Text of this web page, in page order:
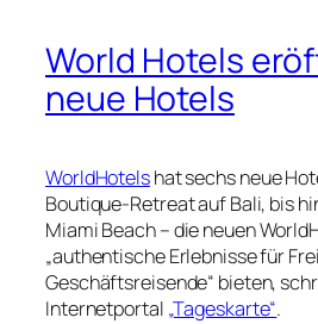
World Hotels
neue Hotels
WorldHotelshat sechs neue
Boutique-Retreat auf Bali, bis
Miami Beach – die neuen
„authentische Erlebnisse für
Geschäftsreisende“ bieten,
Internetportal „Tageskarte“.